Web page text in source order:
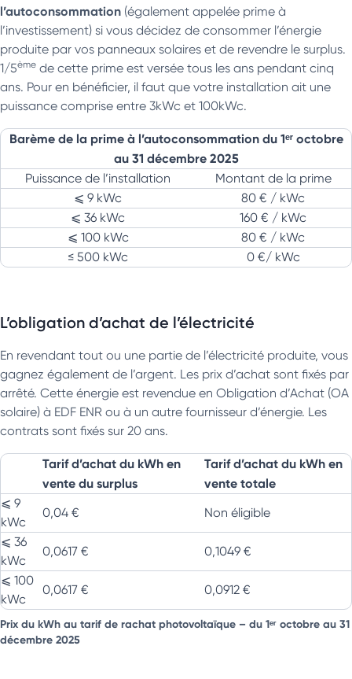
l’autoconsommation (également appelée prime à
l’investissement) si vous décidez de consommer l’énergie
produite par vos panneaux solaires et de revendre le surplus.
1/5ème de cette prime est versée tous les ans pendant cinq
ans. Pour en bénéficier, il faut que votre installation ait une
puissance comprise entre 3kWc et 100kWc.
Barème de la prime à l’autoconsommation du 1ᵉʳ octobre
au 31 décembre 2025
Puissance de l’installation
Montant de la prime
⩽ 9 kWc
80 € / kWc
⩽ 36 kWc
160 € / kWc
⩽ 100 kWc
80 € / kWc
≤ 500 kWc
0 €/ kWc
L’obligation d’achat de l’électricité
En revendant tout ou une partie de l’électricité produite, vous
gagnez également de l’argent. Les prix d’achat sont fixés par
arrêté. Cette énergie est revendue en Obligation d’Achat (OA
solaire) à EDF ENR ou à un autre fournisseur d’énergie. Les
contrats sont fixés sur 20 ans.
Tarif d’achat du kWh en
vente du surplus
Tarif d’achat du kWh en
vente totale
⩽ 9
kWc
0,04 €
Non éligible
⩽ 36
kWc
0,0617 €
0,1049 €
⩽ 100
kWc
0,0617 € 0,0912 €
Prix du kWh au tarif de rachat photovoltaïque – du 1ᵉʳ octobre au 31
décembre 2025